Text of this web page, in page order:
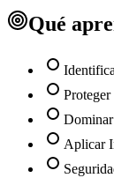
Qué
Proteger
Aplicar